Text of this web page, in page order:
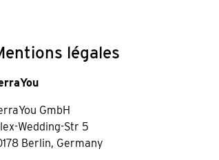
légales
GmbH
Wedding-Str 5
Berlin, Germany